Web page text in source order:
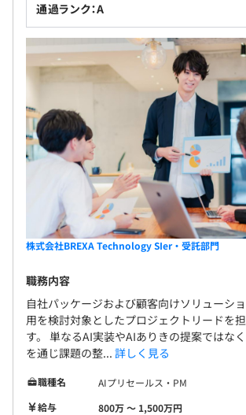
■身につくスキル
・ユーザー企業への提案スキル、実証実
ル（※いかにユーザーへ分かりやすく技
・AI、データサイエンススキル
【事例4】
■概要
大手電機メーカーが独自開発しようとし
営時にユーザー行動等を分析し、そのサ
を統合管理できるデータプラットフォー
■要素技術（要素業務知識）
TS、JS、Python、HTML5／CSS、
ービス、メモリDB（特殊なメモリデータ
■身につくスキル
・品質改善提案スキル（品質不良からの
ため）
・比較的モダンな開発スキル
3カ月（待遇の変更はありません）
通過ランク：A
株式会社BREXA Technology SIer・受託部門
職務内容
自社パッケージおよび顧客向けソリューシ
用を検討対象としたプロジェクトリードを
す。 単なるAI実装やAIありきの提案ではな
を通じ課題の整... 詳しく見る
職種名
AIプリセールス・PM
給与
800万 〜 1,500万円